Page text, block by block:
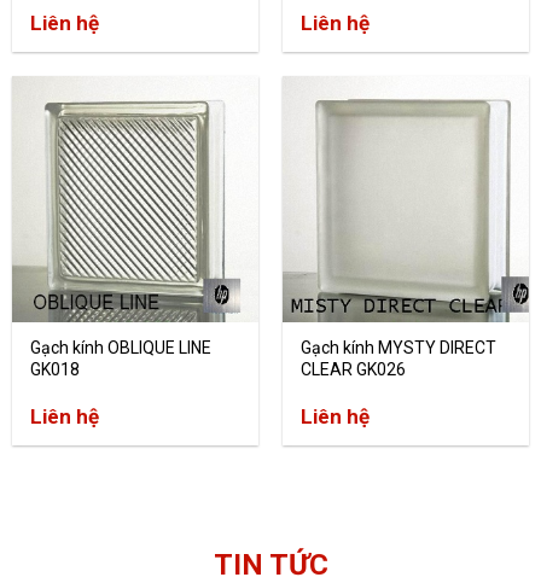
Liên hệ Liên hệ
Gạch kính OBLIQUE LINE
GK018
Liên hệ
Gạch kính MYSTY DIRECT
CLEAR GK026
Liên hệ
TIN TỨC